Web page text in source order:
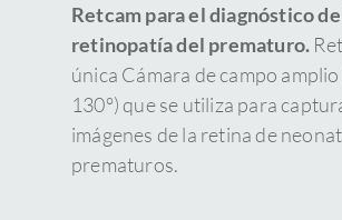
Retcam para el diagnóstico
retinopatía del prematuro.
única Cámara de campo
130°) que se utiliza para
imágenes de la retina de
prematuros.